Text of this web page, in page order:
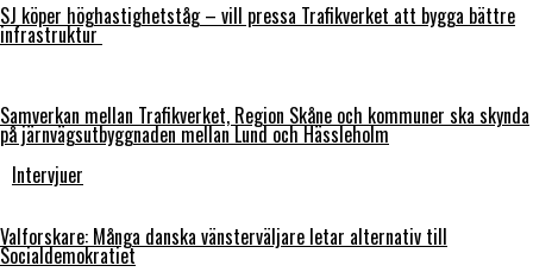
SJ köper höghastighetståg – vill pressa Trafikverket att bygga bättre
infrastruktur
Samverkan mellan Trafikverket, Region Skåne och kommuner ska skynda
på järnvägsutbyggnaden mellan Lund och Hässleholm
Intervjuer
Valforskare: Många danska vänsterväljare letar alternativ till
Socialdemokratiet